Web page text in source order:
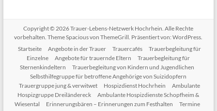
Copyright © 2026Trauer-Lebens-Netzwerk Hochrhein. Alle Rechte
vorbehalten. ThemeSpaciousvon ThemeGrill. Präsentiert von:WordPress.
Startseite
Angebote in der Trauer Trauercafés
Trauerbegleitung für
Einzelne
Angebote für trauernde Eltern
Trauerbegleitung für
Sternenkindeltern
Trauerbegleitung von Kindern und Jugendlichen
Selbsthilfegruppe für betroffene Angehörige von Suizidopfern
Trauergruppe jung & verwitwet
Hospizdienst Hochrhein
Ambulante
Hospizgruppe Dreiländereck
Ambulante Hospizdienste Schopfheim &
Wiesental
Erinnerungsbären – Erinnerungen zum Festhalten
Termine